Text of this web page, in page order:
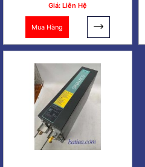
Giá: Liên Hệ
Mua Hàng